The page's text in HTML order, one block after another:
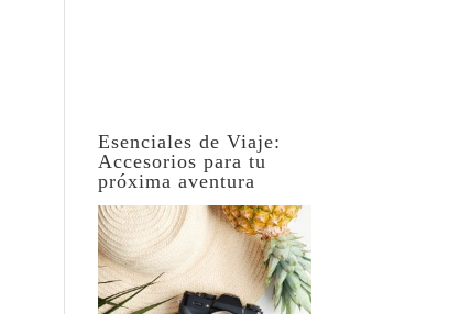
Esenciales de Viaje:
Accesorios para tu
próxima aventura